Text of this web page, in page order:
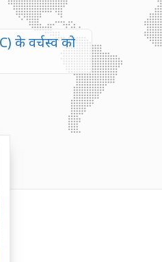
के वर्चस्व को